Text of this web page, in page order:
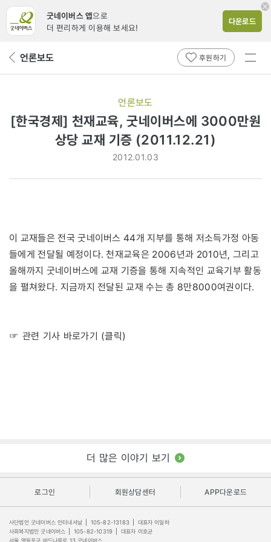
굿네이버스 앱으로
더 편리하게 이용해 보세요!
다운로드
뒤 언론보도 후원하기
전체
언론보도
[한국경제] 천재교육, 굿네이버스에 3000만원
상당 교재 기증 (2011.12.21)
2012.01.03
이 교재들은 전국 굿네이버스 44개 지부를 통해 저소득가정 아동
들에게 전달될 예정이다. 천재교육은 2006년과 2010년, 그리고
올해까지 굿네이버스에 교재 기증을 통해 지속적인 교육기부 활동
을 펼쳐왔다. 지금까지 전달된 교재 수는 총 8만8000여권이다.
☞ 관련 기사 바로가기 (클릭)
더 많은 이야기 보기
로그인 회원상담센터 APP다운로드
사단법인 굿네이버스 인터내셔날 105-82-13183
대표자 이일하
사회복지법인 굿네이버스
105-82-10319
대표자 이호균
서울 영등포구 버드나루로 13 굿네이버스